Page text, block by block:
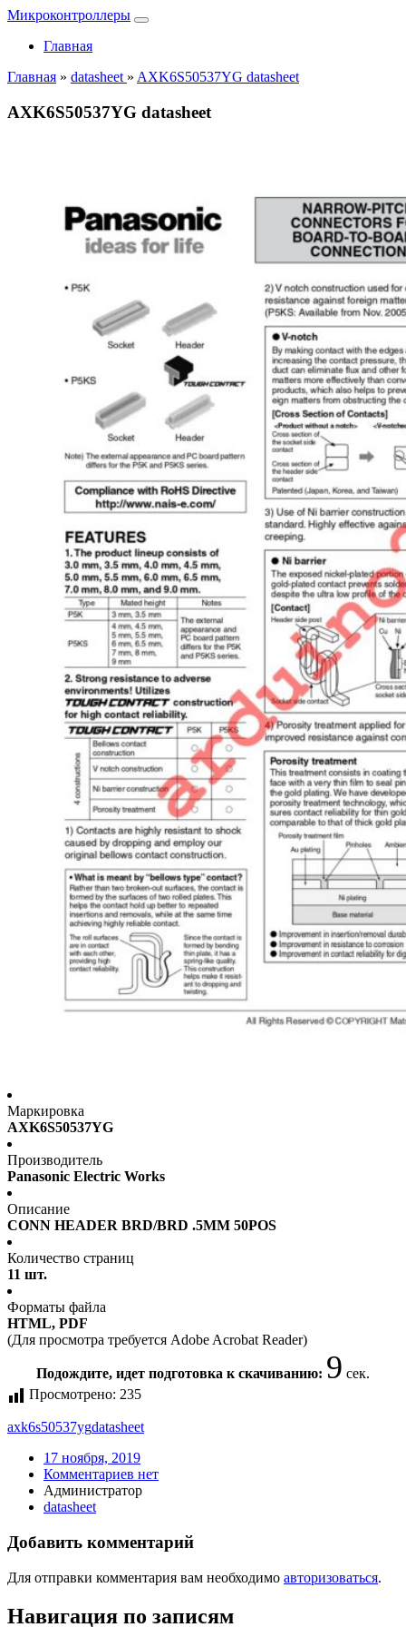
Микроконтроллеры
Главная
Главная » datasheet » AXK6S50537YG datasheet
AXK6S50537YG datasheet
Маркировка
AXK6S50537YG
Производитель
Panasonic Electric Works
Описание
CONN HEADER BRD/BRD .5MM 50POS
Количество страниц
11 шт.
Форматы файла
HTML, PDF
(Для просмотра требуется Adobe Acrobat Reader)
Подождите, идет подготовка к скачиванию: 9 сек.
Просмотрено: 235
axk6s50537ygdatasheet
17 ноября, 2019
Комментариев нет
Администратор
datasheet
Добавить комментарий
Для отправки комментария вам необходимо авторизоваться.
Навигация по записям